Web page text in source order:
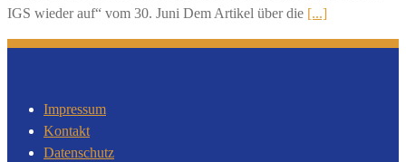
IGS wieder auf“ vom 30. Juni Dem Artikel über die [...]
Impressum
Kontakt
Datenschutz